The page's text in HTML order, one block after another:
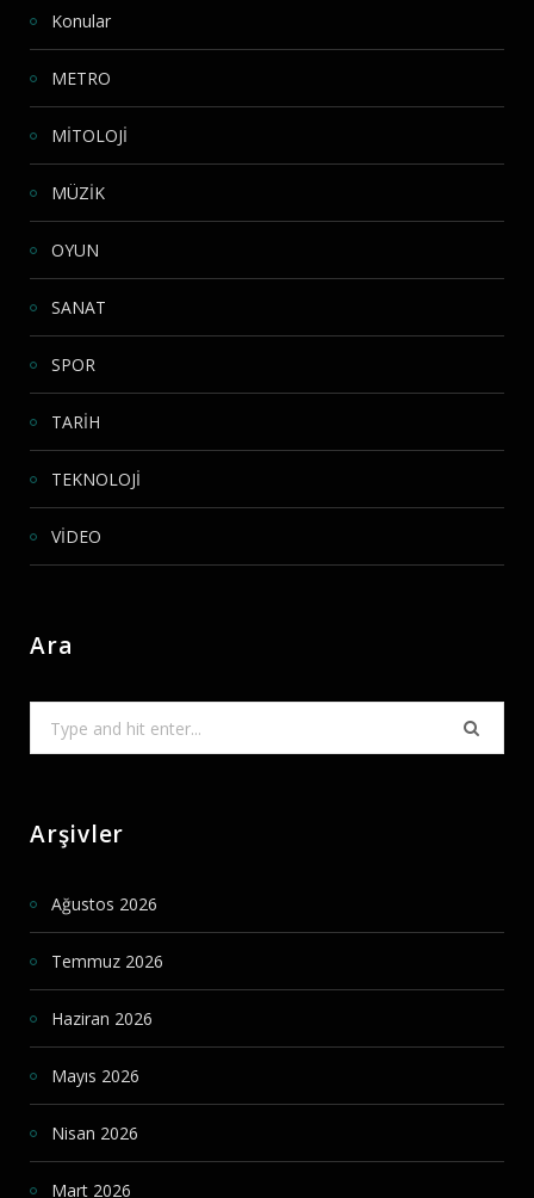
Konular
METRO
MİTOLOJİ
MÜZİK
OYUN
SANAT
SPOR
TARİH
TEKNOLOJİ
VİDEO
Ara
Arşivler
Ağustos 2026
Temmuz 2026
Haziran 2026
Mayıs 2026
Nisan 2026
Mart 2026